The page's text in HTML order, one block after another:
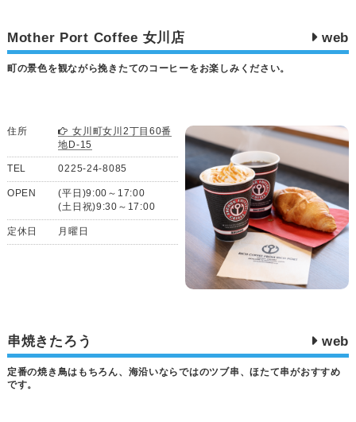
Mother Port Coffee 女川店 web
町の景色を観ながら挽きたてのコーヒーをお楽しみください。
住所
女川町女川2丁目60番
地D-15
TEL 0225-24-8085
OPEN
(平日)9:00～17:00
(土日祝)9:30～17:00
定休日 月曜日
串焼きたろう web
定番の焼き鳥はもちろん、海沿いならではのツブ串、ほたて串がおすすめ
です。